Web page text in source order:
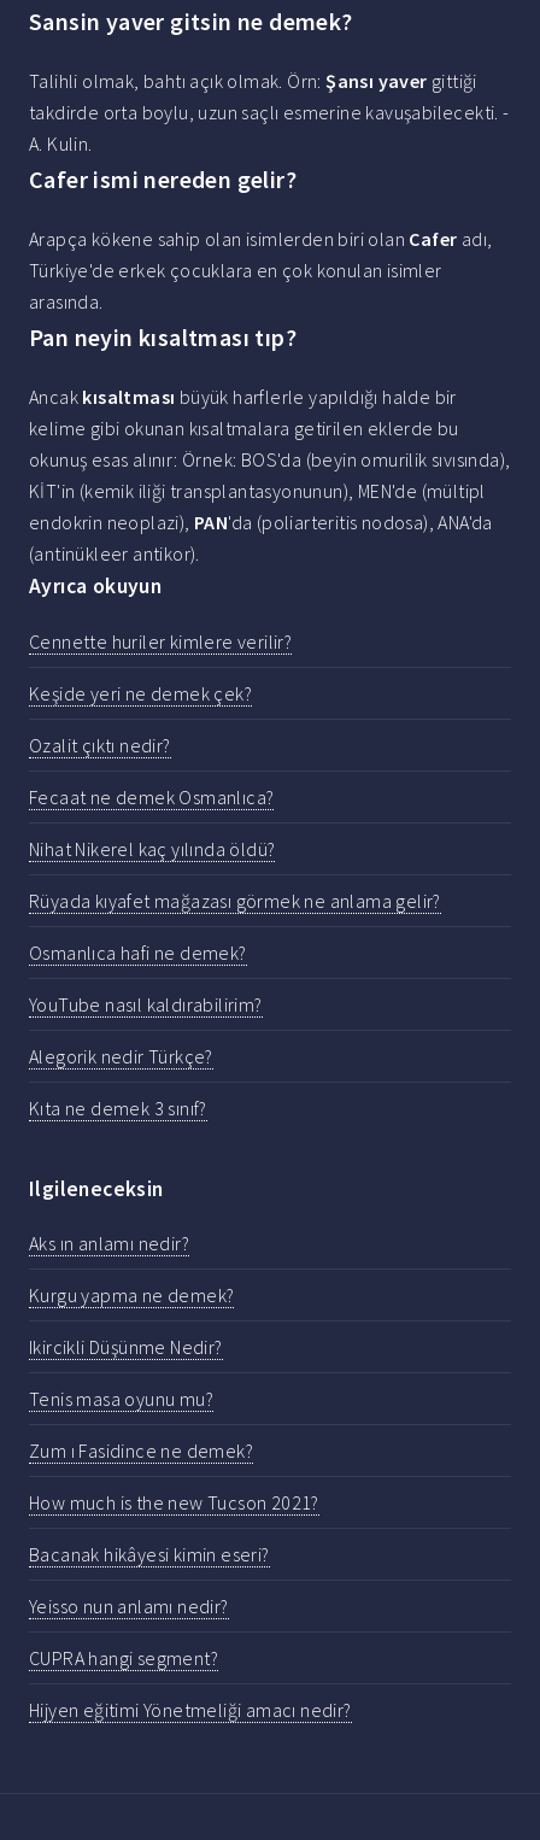
Sansin yaver gitsin ne demek?
Talihli olmak, bahtı açık olmak. Örn:Şansı yaver gittiği
takdirde orta boylu, uzun saçlı esmerine kavuşabilecekti. -
A. Kulin.
Cafer ismi nereden gelir?
Arapça kökene sahip olan isimlerden biri olan Cafer adı,
Türkiye'de erkek çocuklara en çok konulan isimler
arasında.
Pan neyin kısaltması tıp?
Ancak kısaltması büyük harflerle yapıldığı halde bir
kelime gibi okunan kısaltmalara getirilen eklerde bu
okunuş esas alınır: Örnek: BOS'da (beyin omurilik sıvısında),
KİT'in (kemik iliği transplantasyonunun), MEN'de (mültipl
endokrin neoplazi), PAN'da (poliarteritis nodosa), ANA'da
(antinükleer antikor).
Ayrıca okuyun
Cennette huriler kimlere verilir?
Keşide yeri ne demek çek?
Ozalit çıktı nedir?
Fecaat ne demek Osmanlıca?
Nihat Nikerel kaç yılında öldü?
Rüyada kıyafet mağazası görmek ne anlama gelir?
Osmanlıca hafi ne demek?
YouTube nasıl kaldırabilirim?
Alegorik nedir Türkçe?
Kıta ne demek 3 sınıf?
Ilgileneceksin
Aks ın anlamı nedir?
Kurgu yapma ne demek?
Ikircikli Düşünme Nedir?
Tenis masa oyunu mu?
Zum ı Fasidince ne demek?
How much is the new Tucson 2021?
Bacanak hikâyesi kimin eseri?
Yeisso nun anlamı nedir?
CUPRA hangi segment?
Hijyen eğitimi Yönetmeliği amacı nedir?